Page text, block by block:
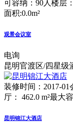
可容纳：90人 楼层
面积:0.0m²
观景会议室
电询
昆明官渡区/四星级
装修时间：2017-01
厅： 462.0 m²最大
昆明锦江大酒店